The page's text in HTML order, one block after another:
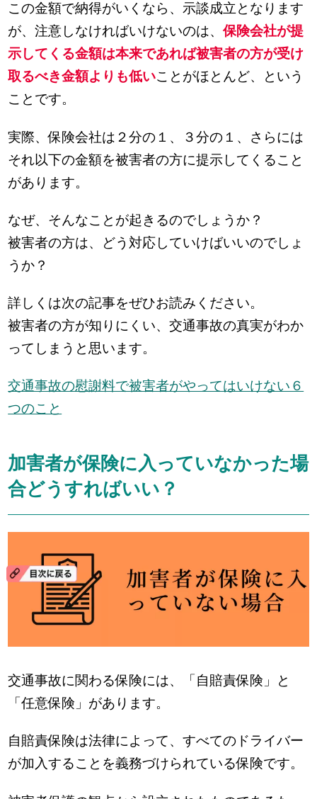
この金額で納得がいくなら、示談成立となります
が、注意しなければいけないのは、保険会社が提
示してくる金額は本来であれば被害者の方が受け
取るべき金額よりも低いことがほとんど、という
ことです。
実際、保険会社は２分の１、３分の１、さらには
それ以下の金額を被害者の方に提示してくること
があります。
なぜ、そんなことが起きるのでしょうか？
被害者の方は、どう対応していけばいいのでしょ
うか？
詳しくは次の記事をぜひお読みください。
被害者の方が知りにくい、交通事故の真実がわか
ってしまうと思います。
交通事故の慰謝料で被害者がやってはいけない６
つのこと
加害者が保険に入っていなかった場
合どうすればいい？
交通事故に関わる保険には、「自賠責保険」と
「任意保険」があります。
自賠責保険は法律によって、すべてのドライバー
が加入することを義務づけられている保険です。